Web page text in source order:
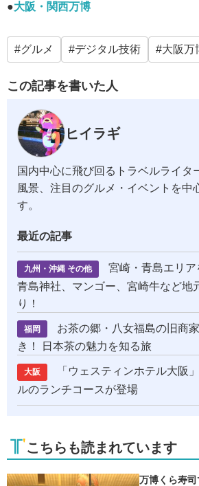
●大阪・関西万博
グルメ デジタル技術 大阪万
この記事を書いた人
ヒイラギ
国内中心に飛び回るトラベルライタ
風景、注目のグルメ・イベントを中
す。
最近の記事
九州・沖縄 その他
宮崎・青島エリア
青島神社、マンゴー、宮崎牛など地
り！
福岡
お茶の郷・八女福島の旧商
き！ 日本茶の魅力を知る旅
大阪
「ウェスティンホテル大阪
ルのランチコースが登場
こちらも読まれています
万博くら寿